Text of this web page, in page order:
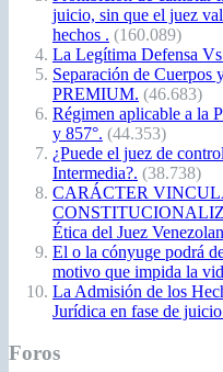
juicio, sin que el juez
hechos . (160.089)
La Legítima Defensa
Separación de Cuerpos
PREMIUM. (46.683)
Régimen aplicable a la
y 857°. (44.353)
¿Puede el juez de
Intermedia?. (38.738)
CARÁCTER
Ética del Juez
El o la cónyuge podrá
motivo que impida la
La Admisión de los
Jurídica en fase de
Foros